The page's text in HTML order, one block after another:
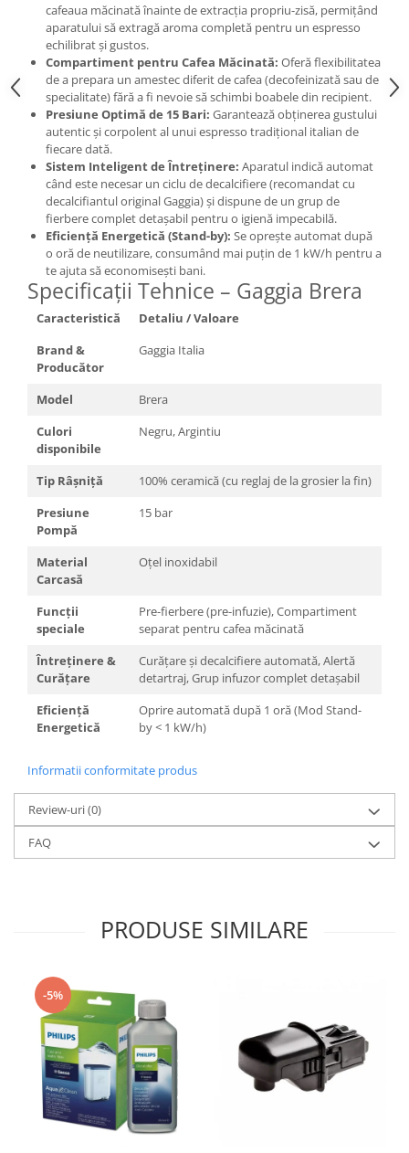
cafeaua măcinată înainte de extracția propriu-zisă, permițând
aparatului să extragă aroma completă pentru un espresso
echilibrat și gustos.
Compartiment pentru Cafea Măcinată: Oferă flexibilitatea
de a prepara un amestec diferit de cafea (decofeinizată sau de
specialitate) fără a fi nevoie să schimbi boabele din recipient.
Presiune Optimă de 15 Bari: Garantează obținerea gustului
autentic și corpolent al unui espresso tradițional italian de
fiecare dată.
Sistem Inteligent de Întreținere: Aparatul indică automat
când este necesar un ciclu de decalcifiere (recomandat cu
decalcifiantul original Gaggia) și dispune de un grup de
fierbere complet detașabil pentru o igienă impecabilă.
Eficiență Energetică (Stand-by): Se oprește automat după
o oră de neutilizare, consumând mai puțin de 1 kW/h pentru a
te ajuta să economisești bani.
Specificații Tehnice – Gaggia Brera
Caracteristică
Detaliu / Valoare
Brand &
Producător
Gaggia Italia
Model
Brera
Culori
disponibile
Negru, Argintiu
Tip Râșniță
100% ceramică (cu reglaj de la grosier la fin)
Presiune
Pompă
15 bar
Material
Carcasă
Oțel inoxidabil
Funcții
speciale
Pre-fierbere (pre-infuzie), Compartiment
separat pentru cafea măcinată
Întreținere &
Curățare
Curățare și decalcifiere automată, Alertă
detartraj, Grup infuzor complet detașabil
Eficiență
Energetică
Oprire automată după 1 oră (Mod Stand-
by < 1 kW/h)
Informatii conformitate produs
Review-uri(0)
FAQ
PRODUSE SIMILARE
-5%